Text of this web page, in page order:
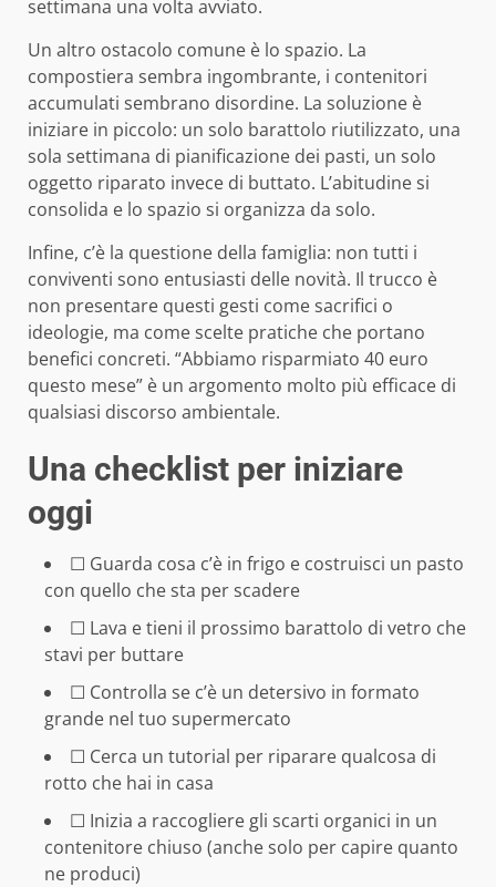
settimana una volta avviato.
Un altro ostacolo comune è lo spazio. La
compostiera sembra ingombrante, i contenitori
accumulati sembrano disordine. La soluzione è
iniziare in piccolo: un solo barattolo riutilizzato, una
sola settimana di pianificazione dei pasti, un solo
oggetto riparato invece di buttato. L’abitudine si
consolida e lo spazio si organizza da solo.
Infine, c’è la questione della famiglia: non tutti i
conviventi sono entusiasti delle novità. Il trucco è
non presentare questi gesti come sacrifici o
ideologie, ma come scelte pratiche che portano
benefici concreti. “Abbiamo risparmiato 40 euro
questo mese” è un argomento molto più efficace di
qualsiasi discorso ambientale.
Una checklist per iniziare
oggi
☐ Guarda cosa c’è in frigo e costruisci un pasto
con quello che sta per scadere
☐ Lava e tieni il prossimo barattolo di vetro che
stavi per buttare
☐ Controlla se c’è un detersivo in formato
grande nel tuo supermercato
☐ Cerca un tutorial per riparare qualcosa di
rotto che hai in casa
☐ Inizia a raccogliere gli scarti organici in un
contenitore chiuso (anche solo per capire quanto
ne produci)